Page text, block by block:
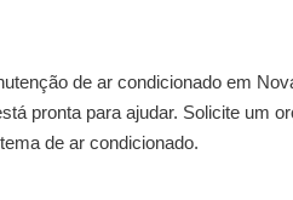
de ar condicionado em
pronta para ajudar. Solicite um
de ar condicionado.